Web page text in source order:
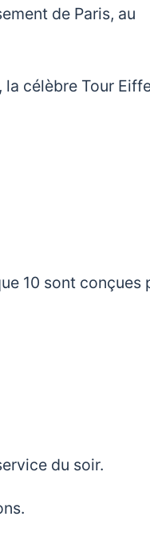
de Paris, au
la célèbre Tour
10 sont conçues
du soir.